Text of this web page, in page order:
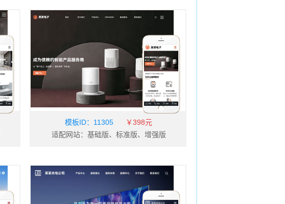
餐饮 物流货运
婚礼婚庆 网店商城
娱乐休闲 环保 展览展会
礼品工艺 五金
法律律师 传媒广电
模板ID： 11305
￥398元
适配网站：基础版、标准版、增强版